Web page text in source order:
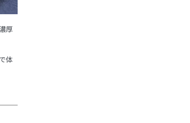
厚
体